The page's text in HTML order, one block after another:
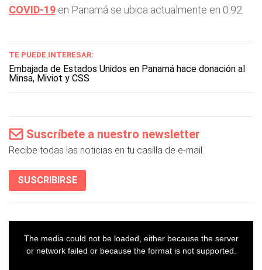
COVID-19 en Panamá se ubica actualmente en 0.92.
TE PUEDE INTERESAR:
Embajada de Estados Unidos en Panamá hace donación al
Minsa, Miviot y CSS
Suscríbete a nuestro newsletter
Recibe todas las noticias en tu casilla de e-mail.
SUSCRIBIRSE